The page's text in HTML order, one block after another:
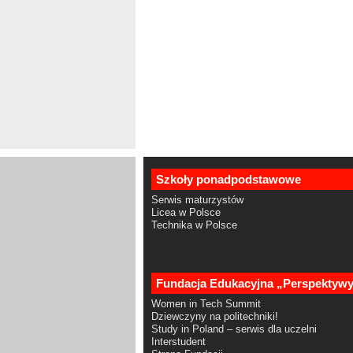
Szkoły ponadpodstawowe
Serwis maturzystów
Licea w Polsce
Technika w Polsce
Fundacja Edukacyjna
Women in Tech Summit
Dziewczyny na politechniki!
Study in Poland – serwis dla uczelni
Interstudent